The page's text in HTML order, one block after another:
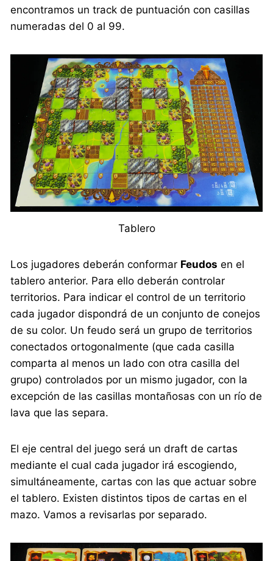
encontramos un track de puntuación con casillas
numeradas del 0 al 99.
Tablero
Los jugadores deberán conformar Feudos en el
tablero anterior. Para ello deberán controlar
territorios. Para indicar el control de un territorio
cada jugador dispondrá de un conjunto de conejos
de su color. Un feudo será un grupo de territorios
conectados ortogonalmente (que cada casilla
comparta al menos un lado con otra casilla del
grupo) controlados por un mismo jugador, con la
excepción de las casillas montañosas con un río de
lava que las separa.
El eje central del juego será un draft de cartas
mediante el cual cada jugador irá escogiendo,
simultáneamente, cartas con las que actuar sobre
el tablero. Existen distintos tipos de cartas en el
mazo. Vamos a revisarlas por separado.